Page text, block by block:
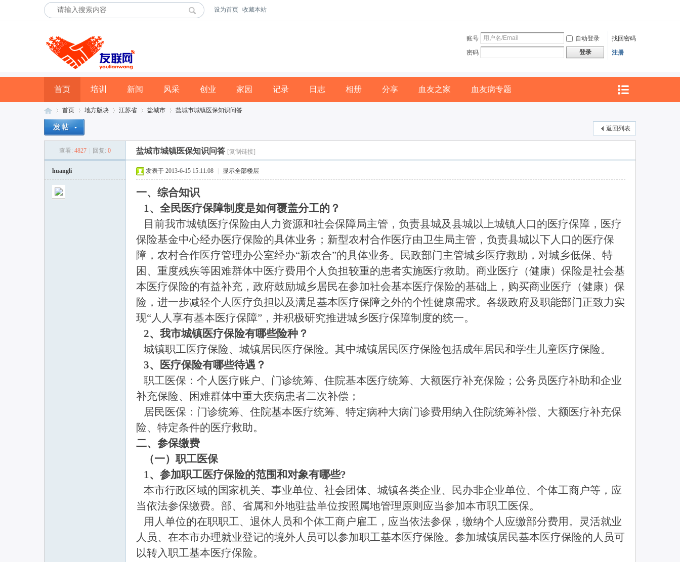
设为首页 收藏本站
账号 自动登录
找回密码
密码
登录 注册
首页 培训 新闻 风采 创业 家园 记录 日志 相册 分享 血友之家 血友病专题
首页
›
地方版块
›
江苏省
›
盐城市
›
盐城市城镇医保知识问答
返回列表
查看: 4827 回复: 0 盐城市城镇医保知识问答 [复制链接]
huangli 发表于 2013-6-15 15:11:08 显示全部楼层
一、综合知识
1、全民医疗保障制度是如何覆盖分工的？
目前我市城镇医疗保险由人力资源和社会保障局主管，负责县城及县城以上城镇人口的医疗保障，医疗
保险基金中心经办医疗保险的具体业务；新型农村合作医疗由卫生局主管，负责县城以下人口的医疗保
障，农村合作医疗管理办公室经办“新农合”的具体业务。民政部门主管城乡医疗救助，对城乡低保、特
困、重度残疾等困难群体中医疗费用个人负担较重的患者实施医疗救助。商业医疗（健康）保险是社会基
本医疗保险的有益补充，政府鼓励城乡居民在参加社会基本医疗保险的基础上，购买商业医疗（健康）保
险，进一步减轻个人医疗负担以及满足基本医疗保障之外的个性健康需求。各级政府及职能部门正致力实
现“人人享有基本医疗保障”，并积极研究推进城乡医疗保障制度的统一。
2、我市城镇医疗保险有哪些险种？
城镇职工医疗保险、城镇居民医疗保险。其中城镇居民医疗保险包括成年居民和学生儿童医疗保险。
3、医疗保险有哪些待遇？
职工医保：个人医疗账户、门诊统筹、住院基本医疗统筹、大额医疗补充保险；公务员医疗补助和企业
补充保险、困难群体中重大疾病患者二次补偿；
居民医保：门诊统筹、住院基本医疗统筹、特定病种大病门诊费用纳入住院统筹补偿、大额医疗补充保
险、特定条件的医疗救助。
二、参保缴费
（一）职工医保
1、参加职工医疗保险的范围和对象有哪些?
本市行政区域的国家机关、事业单位、社会团体、城镇各类企业、民办非企业单位、个体工商户等，应
当依法参保缴费。部、省属和外地驻盐单位按照属地管理原则应当参加本市职工医保。
用人单位的在职职工、退休人员和个体工商户雇工，应当依法参保，缴纳个人应缴部分费用。灵活就业
人员、在本市办理就业登记的境外人员可以参加职工基本医疗保险。参加城镇居民基本医疗保险的人员可
以转入职工基本医疗保险。